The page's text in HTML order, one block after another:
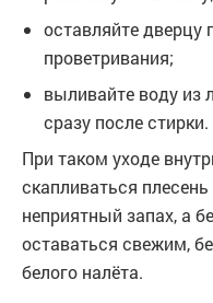
оставляйте дверцу
проветривания;
выливайте воду из
сразу после стирки.
При таком уходе
скапливаться
неприятный запах, а
оставаться свежим,
белого налёта.